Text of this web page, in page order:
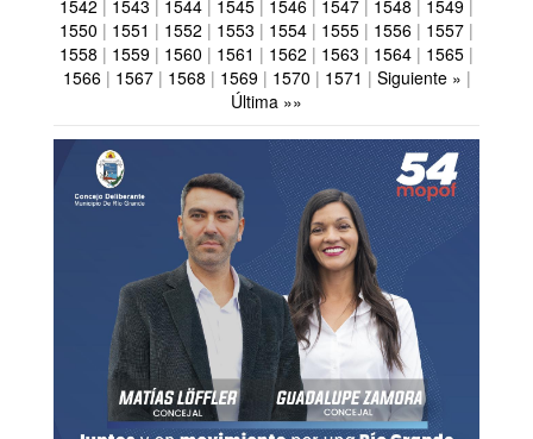
1542 1543 1544 1545 1546 1547 1548 1549
1550 | 1551 | 1552 | 1553 | 1554 | 1555 | 1556 | 1557 |
1558 | 1559 | 1560 | 1561 | 1562 | 1563 | 1564 | 1565 |
1566| 1567| 1568 | 1569| 1570 | 1571 | Siguiente » |
Última »»